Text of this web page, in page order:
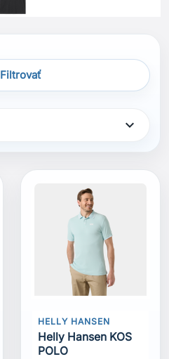
Filtrovať
expand_more
HELLY HANSEN
Helly Hansen KOS
POLO